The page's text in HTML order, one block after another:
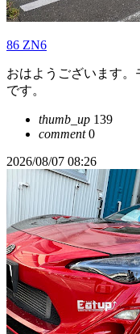
86 ZN6
おはようございます
です。
thumb_up 139
comment0
2026/08/07 08:26